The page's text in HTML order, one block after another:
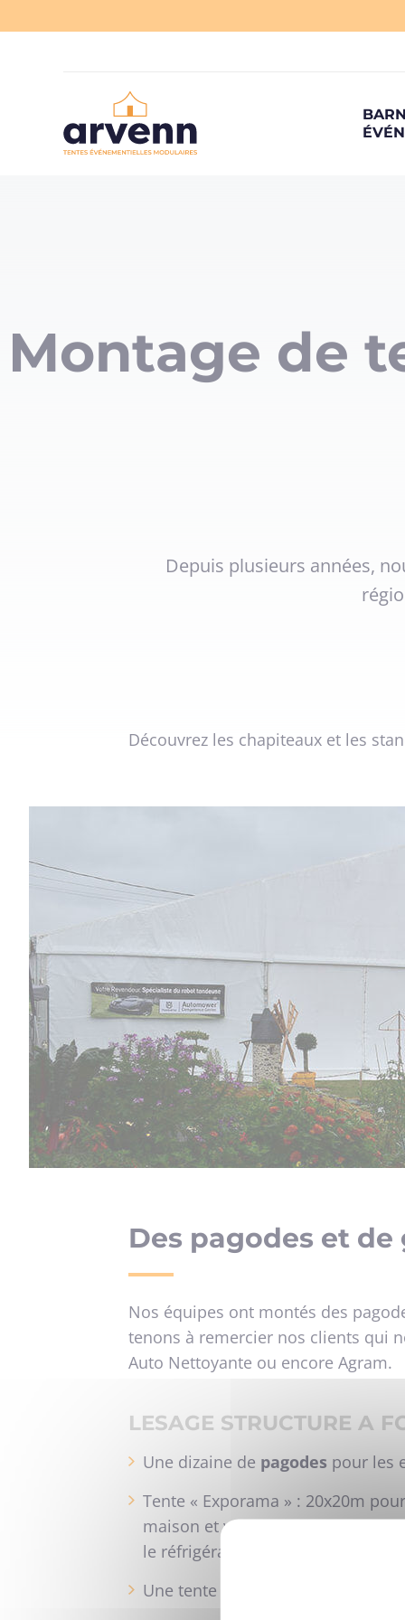
Montage de
Depuis plusieurs années,
Découvrez les chapiteaux et les
Des pagodes et
Nos équipes ont montés des
tenons à remercier nos clients qui
Auto Nettoyante ou encore Agram.
LESAGE STRUCTURE A
Une dizaine de pagodes pour les
Tente « Exporama » : 20x20m
maison et y tester les nouvelles
le réfrigérateur, les lumières qui
Une tente de 25x4 5m (extension